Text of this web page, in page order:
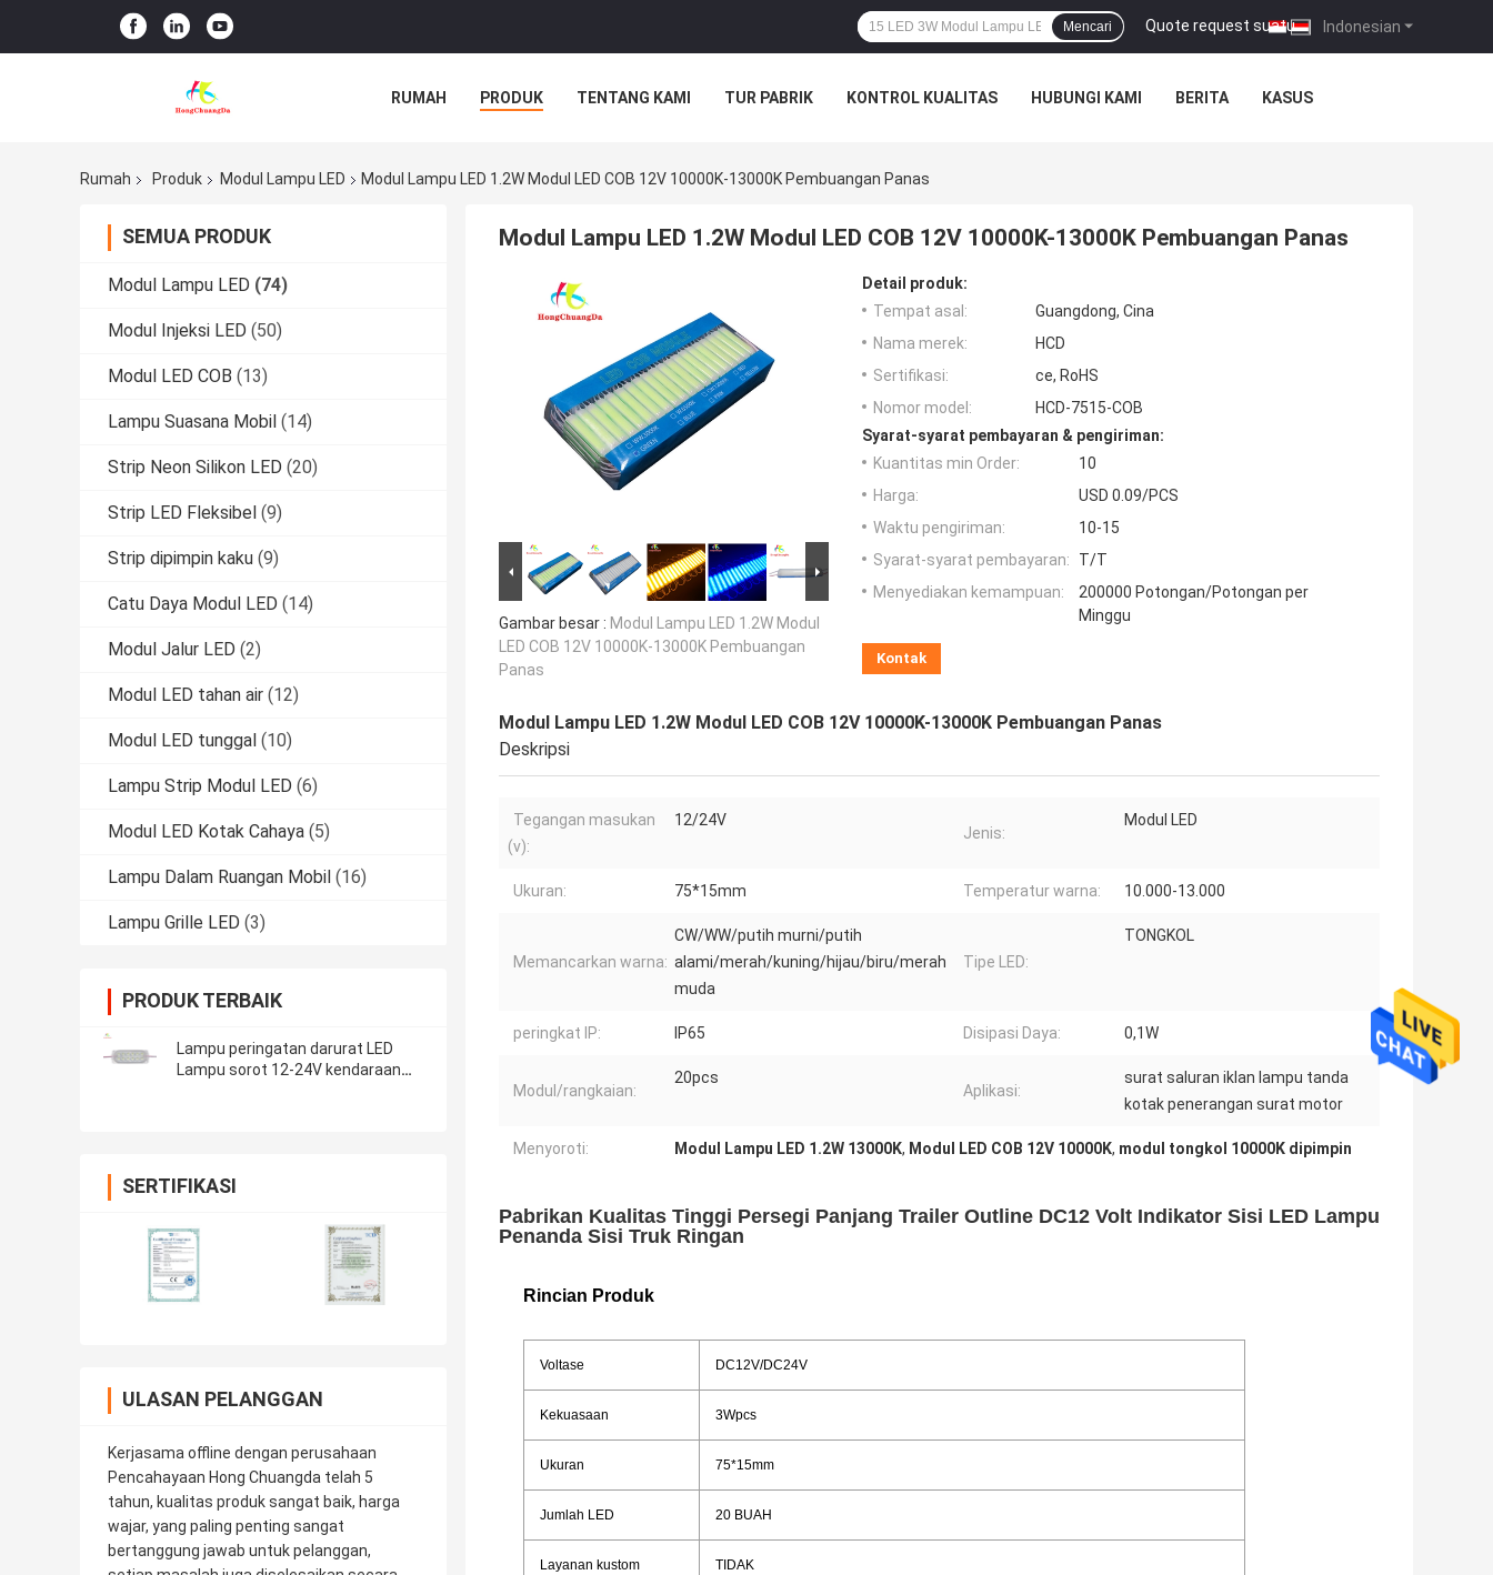
Indonesian
Quote request suatu |
Mencari
RUMAH PRODUK TENTANG KAMI TUR PABRIK KONTROL KUALITAS HUBUNGI KAMI BERITA KASUS
Rumah Produk Modul Lampu LED Modul Lampu LED 1.2W Modul LED COB 12V 10000K-13000K Pembuangan Panas
SEMUA PRODUK
Modul Lampu LED (74)
Modul Injeksi LED (50)
Modul LED COB (13)
Lampu Suasana Mobil (14)
Strip Neon Silikon LED (20)
Strip LED Fleksibel (9)
Strip dipimpin kaku (9)
Catu Daya Modul LED (14)
Modul Jalur LED (2)
Modul LED tahan air (12)
Modul LED tunggal (10)
Lampu Strip Modul LED (6)
Modul LED Kotak Cahaya (5)
Lampu Dalam Ruangan Mobil (16)
Lampu Grille LED (3)
PRODUK TERBAIK
Lampu peringatan darurat LED
Lampu sorot 12-24V kendaraan
SERTIFIKASI
ULASAN PELANGGAN
Kerjasama offline dengan perusahaan
Pencahayaan Hong Chuangda telah 5
tahun, kualitas produk sangat baik, harga
wajar, yang paling penting sangat
bertanggung jawab untuk pelanggan,
Modul Lampu LED 1.2W Modul LED COB 12V 10000K-13000K Pembuangan Panas
Gambar besar : Modul Lampu LED 1.2W Modul
LED COB 12V 10000K-13000K Pembuangan
Panas
Detail produk:
Tempat asal:
Guangdong, Cina
Nama merek:
HCD
Sertifikasi:
ce, RoHS
Nomor model:
HCD-7515-COB
Syarat-syarat pembayaran & pengiriman:
Kuantitas min Order:
10
Harga:
USD 0.09/PCS
Waktu pengiriman:
10-15
Syarat-syarat pembayaran:
T/T
Menyediakan kemampuan:
200000 Potongan/Potongan per
Minggu
Kontak
Modul Lampu LED 1.2W Modul LED COB 12V 10000K-13000K Pembuangan Panas
Deskripsi
Tegangan masukan
(v):
12/24V
Jenis:
Modul LED
Ukuran: 75*15mm Temperatur warna: 10.000-13.000
Memancarkan warna:
CW/WW/putih murni/putih
alami/merah/kuning/hijau/biru/merah
muda
Tipe LED:
TONGKOL
peringkat IP: IP65 Disipasi Daya: 0,1W
Modul/rangkaian:
20pcs
Aplikasi:
surat saluran iklan lampu tanda
kotak penerangan surat motor
Menyoroti: Modul Lampu LED 1.2W 13000K, Modul LED COB 12V 10000K, modul tongkol 10000K dipimpin
Pabrikan Kualitas Tinggi Persegi Panjang Trailer Outline DC12 Volt Indikator Sisi LED Lampu
Penanda Sisi Truk Ringan
Rincian Produk
Voltase DC12V/DC24V
Kekuasaan 3Wpcs
Ukuran 75*15mm
Jumlah LED 20 BUAH
Layanan kustom TIDAK